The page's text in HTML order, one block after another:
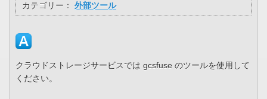
カテゴリー： 外部ツール
クラウドストレージサービスでは gcsfuse のツールを使用して
ください。